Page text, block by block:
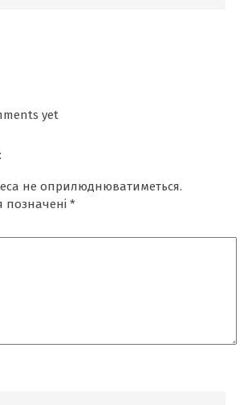
yet
не оприлюднюватиметься.
позначені *